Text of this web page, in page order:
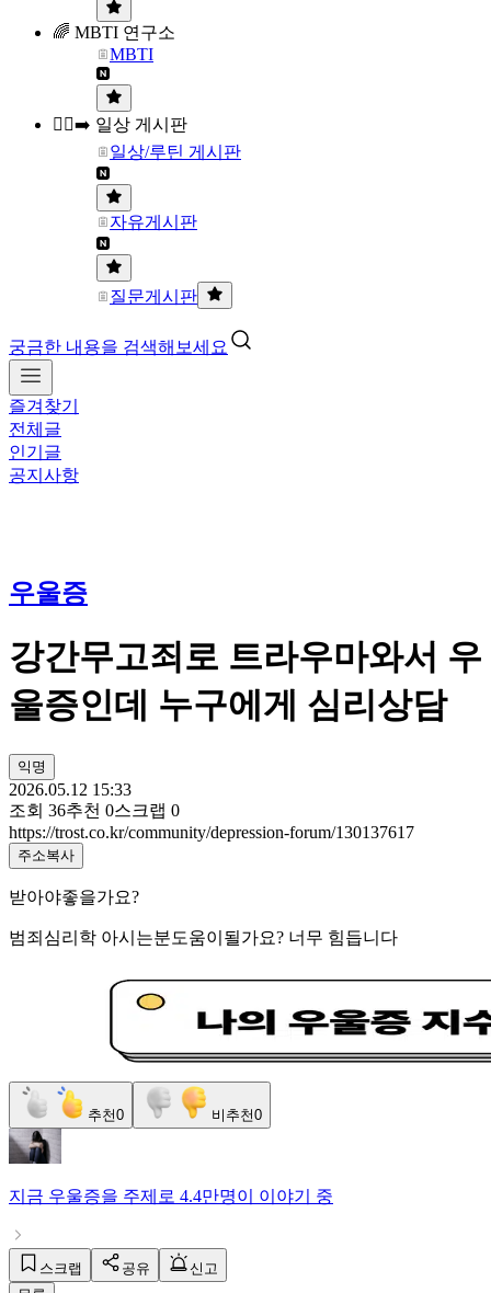
🌈 MBTI 연구소
MBTI
🏃‍♀️‍➡️ 일상 게시판
일상/루틴 게시판
자유게시판
질문게시판
궁금한 내용을 검색해보세요
즐겨찾기
전체글
인기글
공지사항
우울증
강간무고죄로 트라우마와서 우
울증인데 누구에게 심리상담
익명
2026.05.12 15:33
조회 36추천 0스크랩 0
https://trost.co.kr/community/depression-forum/130137617
주소복사
받아야좋을가요?
범죄심리학 아시는분도움이될가요? 너무 힘듭니다
추천0 비추천0
지금 우울증을 주제로 4.4만명이 이야기 중
스크랩 공유
신고